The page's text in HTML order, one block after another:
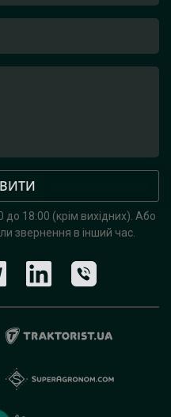
18:00 (крім вихідних). Або
звернення в інший час.